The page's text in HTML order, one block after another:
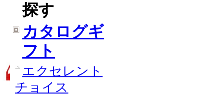
探す
カタログギ
フト
エクセレント
チョイス